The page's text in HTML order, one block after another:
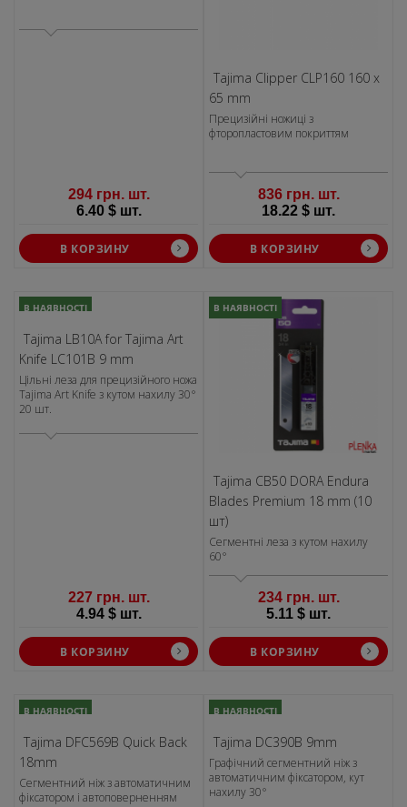
294 грн. шт.
6.40 $ шт.
В КОРЗИНУ
Tajima Clipper CLP160 160 x
65 mm
Прецизійні ножиці з
фторопластовим покриттям
836 грн. шт.
18.22 $ шт.
В КОРЗИНУ
В НАЯВНОСТІ
Tajima LB10A for Tajima Art
Knife LC101B 9 mm
Цільні леза для прецизійного ножа
Tajima Art Knife з кутом нахилу 30°
20 шт.
227 грн. шт.
4.94 $ шт.
В КОРЗИНУ
В НАЯВНОСТІ
Tajima CB50 DORA Endura
Blades Premium 18 mm (10
шт)
Сегментні леза з кутом нахилу
60°
234 грн. шт.
5.11 $ шт.
В КОРЗИНУ
В НАЯВНОСТІ
Tajima DFC569B Quick Back
18mm
Сегментний ніж з автоматичним
фіксатором і автоповерненням
В НАЯВНОСТІ
Tajima DC390B 9mm
Графічний сегментний ніж з
автоматичним фіксатором, кут
нахилу 30°